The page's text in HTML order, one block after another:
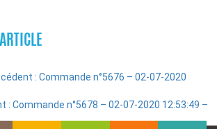
: Commande n°5676 – 02-07-2020
: Commande n°5678 – 02-07-2020 12:53:49 –